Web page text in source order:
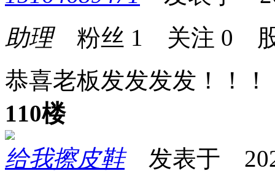
助理粉丝 1 关注 0
恭喜老板发发发发！！！
110楼
给我擦皮鞋发表于